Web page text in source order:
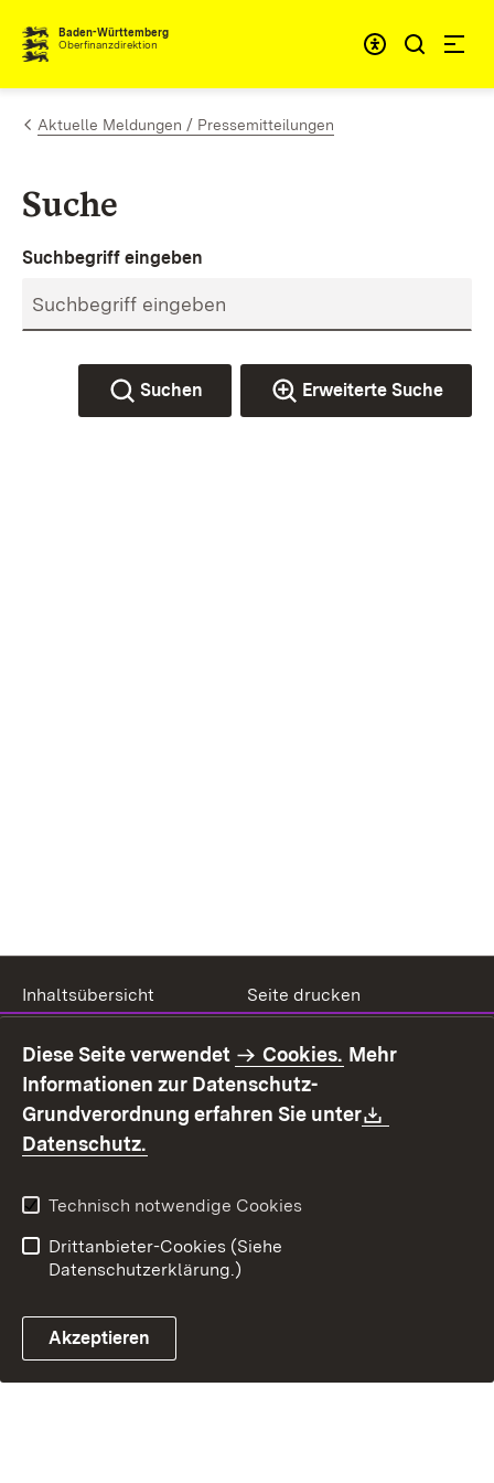
Zum Inhalt springen
Baden-Württemberg
Oberfinanzdirektion
Aktuelle Meldungen / Pressemitteilungen
Suche
Suchbegriff eingeben
Suchen Erweiterte Suche
Inhaltsübersicht
Seite drucken
Benutzungshinweise
Erklärung zur
Barrierefreiheit
Kontakt
Fehlerhaften Link melden
Diese Seite verwendet Cookies. Mehr
Informationen zur Datenschutz-
Grundverordnung erfahren Sie unter
Datenschutz.
Technisch notwendige Cookies
Drittanbieter-Cookies (Siehe
Datenschutzerklärung.)
Akzeptieren